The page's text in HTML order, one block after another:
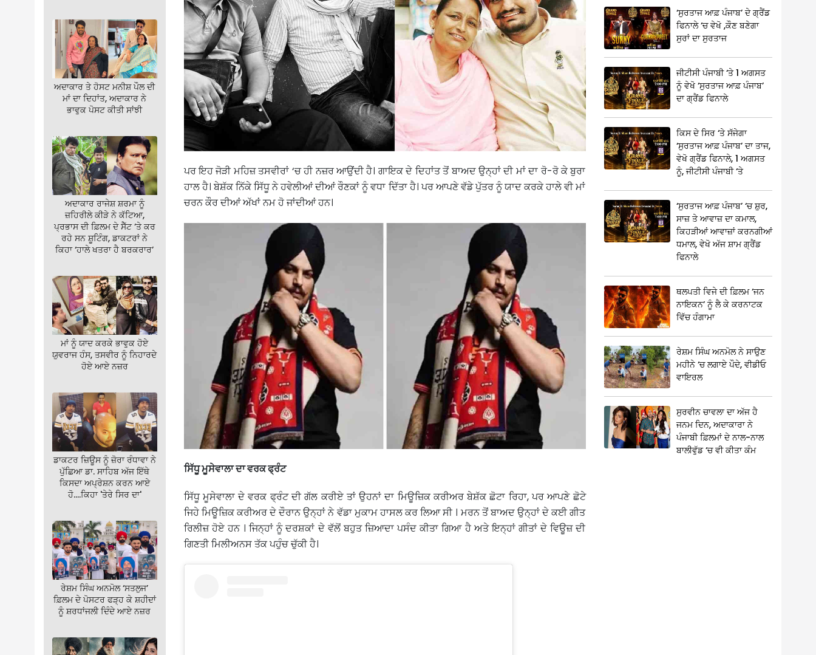
ਅਦਾਕਾਰ ਤੇ ਹੋਸਟ ਮਨੀਸ਼ ਪੌਲ ਦੀ
ਮਾਂ ਦਾ ਦਿਹਾਂਤ, ਅਦਾਕਾਰ ਨੇ
ਭਾਵੁਕ ਪੋਸਟ ਕੀਤੀ ਸਾਂਝੀ
ਅਦਾਕਾਰ ਰਾਜੇਸ਼ ਸ਼ਰਮਾ ਨੂੰ
ਜ਼ਹਿਰੀਲੇ ਕੀੜੇ ਨੇ ਕੱਟਿਆ,
ਪ੍ਰਭਾਸ ਦੀ ਫ਼ਿਲਮ ਦੇ ਸੈੱਟ ‘ਤੇ ਕਰ
ਰਹੇ ਸਨ ਸ਼ੂਟਿੰਗ, ਡਾਕਟਰਾਂ ਨੇ
ਕਿਹਾ ‘ਹਾਲੇ ਖਤਰਾ ਹੈ ਬਰਕਰਾਰ’
ਮਾਂ ਨੂੰ ਯਾਦ ਕਰਕੇ ਭਾਵੁਕ ਹੋਏ
ਯੁਵਰਾਜ ਹੰਸ, ਤਸਵੀਰ ਨੂੰ ਨਿਹਾਰਦੇ
ਹੋਏ ਆਏ ਨਜ਼ਰ
ਡਾਕਟਰ ਜ਼ਿਊਸ ਨੂੰ ਜ਼ੋਰਾ ਰੰਧਾਵਾ ਨੇ
ਪੁੱਛਿਆ ਡਾ. ਸਾਹਿਬ ਅੱਜ ਇੱਥੇ
ਕਿਸਦਾ ਅਪ੍ਰੇਸ਼ਨ ਕਰਨ ਆਏ
ਹੋ….ਕਿਹਾ 'ਤੇਰੇ ਸਿਰ ਦਾ'
ਰੇਸ਼ਮ ਸਿੰਘ ਅਨਮੋਲ ‘ਸਤਲੁਜ’
ਫ਼ਿਲਮ ਦੇ ਪੋਸਟਰ ਫੜ੍ਹ ਕੇ ਸ਼ਹੀਦਾਂ
ਨੂੰ ਸ਼ਰਧਾਂਜਲੀ ਦਿੰਦੇ ਆਏ ਨਜ਼ਰ
ਪਰ ਇਹ ਜੋੜੀ ਮਹਿਜ਼ ਤਸਵੀਰਾਂ ‘ਚ ਹੀ ਨਜ਼ਰ ਆਉਂਦੀ ਹੈ। ਗਾਇਕ ਦੇ ਦਿਹਾਂਤ ਤੋਂ ਬਾਅਦ ਉਨ੍ਹਾਂ ਦੀ ਮਾਂ ਦਾ ਰੋ-ਰੋ ਕੇ ਬੁਰਾ
ਹਾਲ ਹੈ। ਬੇਸ਼ੱਕ ਨਿੱਕੇ ਸਿੱਧੂ ਨੇ ਹਵੇਲੀਆਂ ਦੀਆਂ ਰੌਣਕਾਂ ਨੂੰ ਵਧਾ ਦਿੱਤਾ ਹੈ। ਪਰ ਆਪਣੇ ਵੱਡੇ ਪੁੱਤਰ ਨੂੰ ਯਾਦ ਕਰਕੇ ਹਾਲੇ ਵੀ ਮਾਂ
ਚਰਨ ਕੌਰ ਦੀਆਂ ਅੱਖਾਂ ਨਮ ਹੋ ਜਾਂਦੀਆਂ ਹਨ।
ਸਿੱਧੂ ਮੂਸੇਵਾਲਾ ਦਾ ਵਰਕ ਫ੍ਰੰਟ
ਸਿੱਧੂ ਮੂਸੇਵਾਲਾ ਦੇ ਵਰਕ ਫ੍ਰੰਟ ਦੀ ਗੱਲ ਕਰੀਏ ਤਾਂ ਉਹਨਾਂ ਦਾ ਮਿਊਜ਼ਿਕ ਕਰੀਅਰ ਬੇਸ਼ੱਕ ਛੋਟਾ ਰਿਹਾ, ਪਰ ਆਪਣੇ ਛੋਟੇ
ਜਿਹੇ ਮਿਊਜ਼ਿਕ ਕਰੀਅਰ ਦੇ ਦੌਰਾਨ ਉਨ੍ਹਾਂ ਨੇ ਵੱਡਾ ਮੁਕਾਮ ਹਾਸਲ ਕਰ ਲਿਆ ਸੀ । ਮਰਨ ਤੋਂ ਬਾਅਦ ਉਨ੍ਹਾਂ ਦੇ ਕਈ ਗੀਤ
ਰਿਲੀਜ਼ ਹੋਏ ਹਨ । ਜਿਨ੍ਹਾਂ ਨੂੰ ਦਰਸ਼ਕਾਂ ਦੇ ਵੱਲੋਂ ਬਹੁਤ ਜ਼ਿਆਦਾ ਪਸੰਦ ਕੀਤਾ ਗਿਆ ਹੈ ਅਤੇ ਇਨ੍ਹਾਂ ਗੀਤਾਂ ਦੇ ਵਿਊਜ਼ ਦੀ
ਗਿਣਤੀ ਮਿਲੀਅਨਸ ਤੱਕ ਪਹੁੰਚ ਚੁੱਕੀ ਹੈ।
‘ਸੁਰਤਾਜ ਆਫ਼ ਪੰਜਾਬ’ ਦੇ ਗ੍ਰੈਂਡ
ਫਿਨਾਲੇ ‘ਚ ਵੇਖੋ ,ਕੌਣ ਬਣੇਗਾ
ਸੁਰਾਂ ਦਾ ਸੁਰਤਾਜ
ਜੀਟੀਸੀ ਪੰਜਾਬੀ ‘ਤੇ 1 ਅਗਸਤ
ਨੂੰ ਵੇਖੋ ‘ਸੁਰਤਾਜ ਆਫ਼ ਪੰਜਾਬ’
ਦਾ ਗ੍ਰੈਂਡ ਫਿਨਾਲੇ
ਕਿਸ ਦੇ ਸਿਰ ‘ਤੇ ਸੱਜੇਗਾ
‘ਸੁਰਤਾਜ ਆਫ਼ ਪੰਜਾਬ’ ਦਾ ਤਾਜ,
ਵੇਖੋ ਗ੍ਰੈਂਡ ਫਿਨਾਲੇ, 1 ਅਗਸਤ
ਨੂੰ, ਜੀਟੀਸੀ ਪੰਜਾਬੀ ‘ਤੇ
‘ਸੁਰਤਾਜ ਆਫ਼ ਪੰਜਾਬ’ ‘ਚ ਸ਼ੁਰ,
ਸਾਜ਼ ਤੇ ਆਵਾਜ਼ ਦਾ ਕਮਾਲ,
ਕਿਹੜੀਆਂ ਆਵਾਜ਼ਾਂ ਕਰਨਗੀਆਂ
ਧਮਾਲ, ਵੇਖੋ ਅੱਜ ਸ਼ਾਮ ਗ੍ਰੈਂਡ
ਫਿਨਾਲੇ
ਥਲਪਤੀ ਵਿਜੇ ਦੀ ਫ਼ਿਲਮ ‘ਜਨ
ਨਾਇਕਨ’ ਨੂੰ ਲੈ ਕੇ ਕਰਨਾਟਕ
ਵਿੱਚ ਹੰਗਾਮਾ
ਰੇਸ਼ਮ ਸਿੰਘ ਅਨਮੋਲ ਨੇ ਸਾਉਣ
ਮਹੀਨੇ ‘ਚ ਲਗਾਏ ਪੌਦੇ, ਵੀਡੀਓ
ਵਾਇਰਲ
ਸੁਰਵੀਨ ਚਾਵਲਾ ਦਾ ਅੱਜ ਹੈ
ਜਨਮ ਦਿਨ, ਅਦਾਕਾਰਾ ਨੇ
ਪੰਜਾਬੀ ਫ਼ਿਲਮਾਂ ਦੇ ਨਾਲ-ਨਾਲ
ਬਾਲੀਵੁੱਡ ‘ਚ ਵੀ ਕੀਤਾ ਕੰਮ